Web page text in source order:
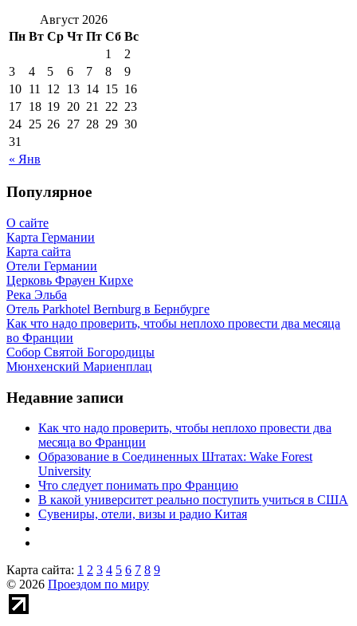
Август 2026
Пн Вт Ср Чт Пт Сб Вс
« Янв
1
2
3
4 5 6 7 8
9
10 11 12 13 14 15 16
17 18 19 20 21 22 23
24 25 26 27 28 29 30
31
Популярное
О сайте
Карта Германии
Карта сайта
Отели Германии
Церковь Фрауен Кирхе
Река Эльба
Отель Parkhotel Bernburg в Бернбурге
Как что надо проверить, чтобы неплохо провести два месяца
во Франции
Собор Святой Богородицы
Мюнхенский Мариенплац
Недавние записи
Как что надо проверить, чтобы неплохо провести два
месяца во Франции
Образование в Соединенных Штатах: Wake Forest
University
Что следует понимать про Францию
В какой университет реально поступить учиться в США
Сувениры, отели, визы и радио Китая
Карта сайта: 1 2 3 4 5 6 7 8 9
© 2026 Проездом по миру